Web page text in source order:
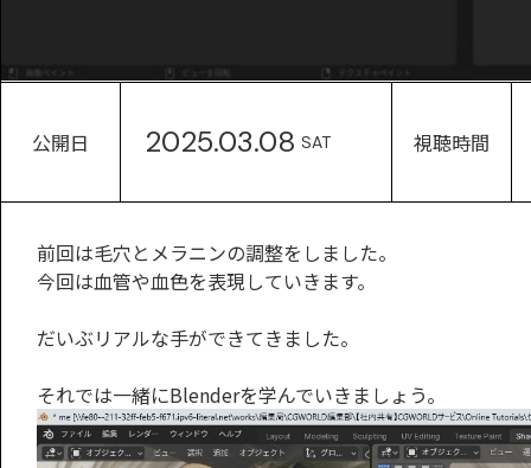
公開日 2025.03.08 SAT 視聴時間
前回は毛穴とメラニンの調整をしました。
今回は血管や血色を表現していきます。
だいぶリアルな手ができてきました。
それでは一緒にBlenderを学んでいきましょう。